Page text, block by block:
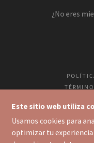
¿No eres
Este sitio web utiliza
Usamos cookies para
optimizar tu